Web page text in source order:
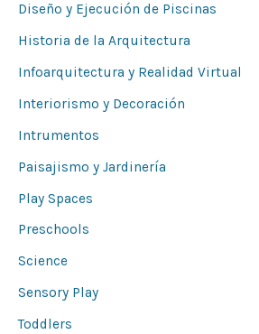
Diseño y Ejecución de Piscinas
Historia de la Arquitectura
Infoarquitectura y Realidad Virtual
Interiorismo y Decoración
Intrumentos
Paisajismo y Jardinería
Play Spaces
Preschools
Science
Sensory Play
Toddlers